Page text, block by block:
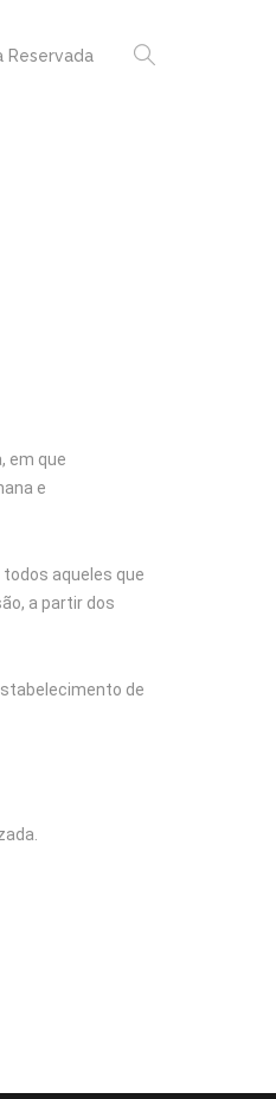
Reservada
em que
e
aqueles que
a partir dos
de